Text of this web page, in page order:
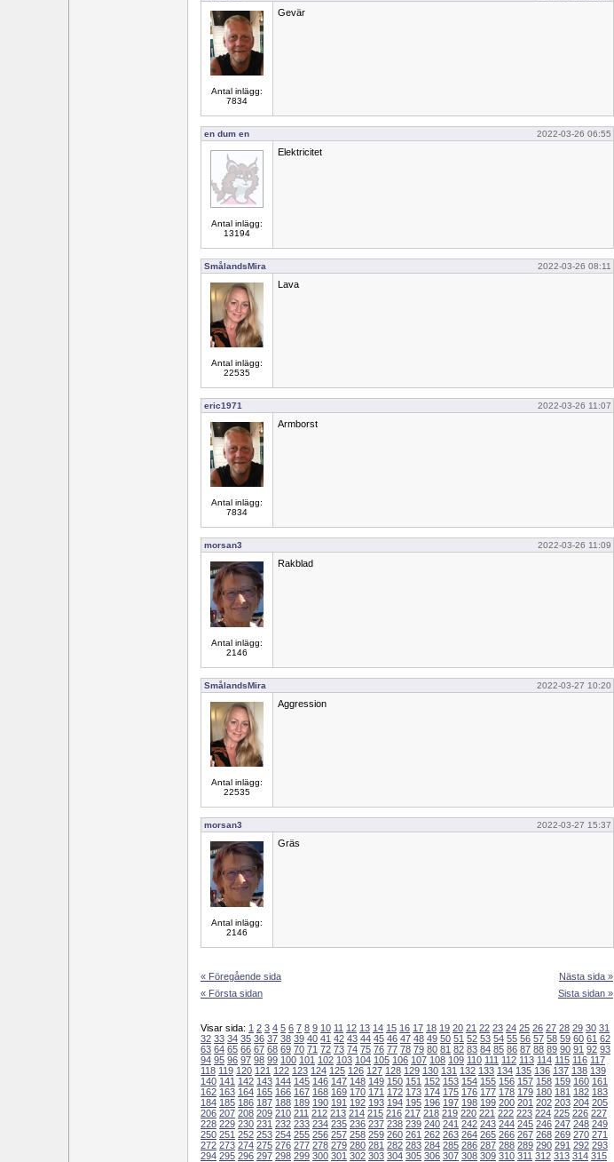
Antal inlägg:
7834
Gevär
en dum en 2022-03-26 06:55
Antal inlägg:
13194
Elektricitet
SmålandsMira 2022-03-26 08:11
Antal inlägg:
22535
Lava
eric1971 2022-03-26 11:07
Antal inlägg:
7834
Armborst
morsan3 2022-03-26 11:09
Antal inlägg:
2146
Rakblad
SmålandsMira 2022-03-27 10:20
Antal inlägg:
22535
Aggression
morsan3 2022-03-27 15:37
Antal inlägg:
2146
Gräs
« Föregående sida
« Första sidan
Nästa sida »
Sista sidan »
Visar sida: 1 2 3 4 5 6 7 8 9 10 11 12 13 14 15 16 17 18 19 20 21 22 23 24 25 26 27 28 29 30 31
32 33 34 35 36 37 38 39 40 41 42 43 44 45 46 47 48 49 50 51 52 53 54 55 56 57 58 59 60 61 62
63 64 65 66 67 68 69 70 71 72 73 74 75 76 77 78 79 80 81 82 83 84 85 86 87 88 89 90 91 92 93
94 95 96 97 98 99 100 101 102 103 104 105 106 107 108 109 110 111 112 113 114 115 116 117
118 119 120 121 122 123 124 125 126 127 128 129 130 131 132 133 134 135 136 137 138 139
140 141 142 143 144 145 146 147 148 149 150 151 152 153 154 155 156 157 158 159 160 161
162 163 164 165 166 167 168 169 170 171 172 173 174 175 176 177 178 179 180 181 182 183
184 185 186 187 188 189 190 191 192 193 194 195 196 197 198 199 200 201 202 203 204 205
206 207 208 209 210 211 212 213 214 215 216 217 218 219 220 221 222 223 224 225 226 227
228 229 230 231 232 233 234 235 236 237 238 239 240 241 242 243 244 245 246 247 248 249
250 251 252 253 254 255 256 257 258 259 260 261 262 263 264 265 266 267 268 269 270 271
272 273 274 275 276 277 278 279 280 281 282 283 284 285 286 287 288 289 290 291 292 293
294 295 296 297 298 299 300 301 302 303 304 305 306 307 308 309 310 311 312 313 314 315